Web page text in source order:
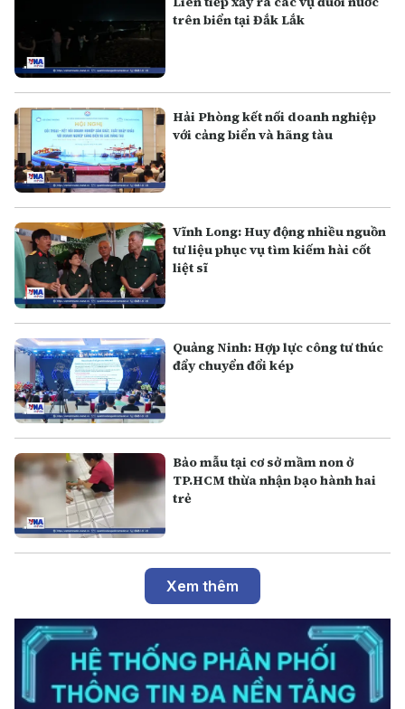
trên biển tại Đắk Lắk
Hải Phòng kết nối doanh nghiệp
với cảng biển và hãng tàu
Vĩnh Long: Huy động nhiều nguồn
tư liệu phục vụ tìm kiếm hài cốt
liệt sĩ
Quảng Ninh: Hợp lực công tư thúc
đẩy chuyển đổi kép
Bảo mẫu tại cơ sở mầm non ở
TP.HCM thừa nhận bạo hành hai
trẻ
Xem thêm